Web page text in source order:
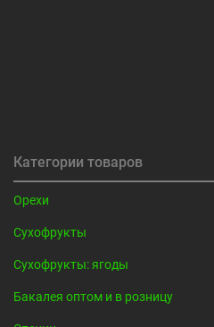
Категории товаров
Орехи
Сухофрукты
Сухофрукты: ягоды
Бакалея оптом и в розницу